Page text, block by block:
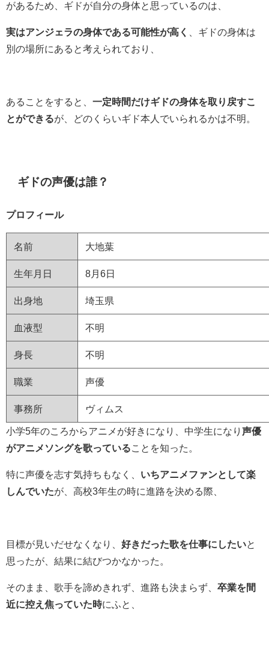
があるため、ギドが自分の身体と思っているのは、
実はアンジェラの身体である可能性が高く
、ギドの身体は
別の場所にあると考えられており、
あることをすると、 一定時間だけギドの身体を取り戻すこ
とができるが、どのくらいギド本人でいられるかは不明。
ギドの声優は誰？
プロフィール
名前 大地葉
生年月日 8月6日
出身地 埼玉県
血液型 不明
身長 不明
職業 声優
事務所 ヴィムス
小学5年のころからアニメが好きになり、中学生になり 声優
がアニメソングを歌っていることを知った。
特に声優を志す気持ちもなく、 いちアニメファンとして楽
しんでいたが、高校3年生の時に進路を決める際、
目標が見いだせなくなり、 好きだった歌を仕事にしたいと
思ったが、結果に結びつかなかった。
そのまま、歌手を諦めきれず、進路も決まらず、 卒業を間
近に控え焦っていた時にふと、